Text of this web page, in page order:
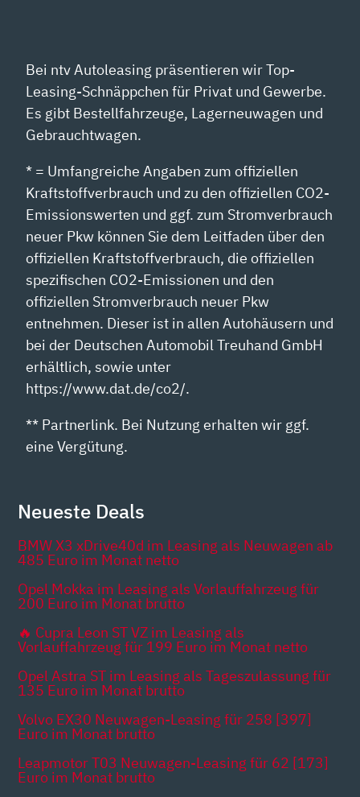
Bei ntv Autoleasing präsentieren wir Top-
Leasing-Schnäppchen für Privat und Gewerbe.
Es gibt Bestellfahrzeuge, Lagerneuwagen und
Gebrauchtwagen.
* = Umfangreiche Angaben zum offiziellen
Kraftstoffverbrauch und zu den offiziellen CO2-
Emissionswerten und ggf. zum Stromverbrauch
neuer Pkw können Sie dem Leitfaden über den
offiziellen Kraftstoffverbrauch, die offiziellen
spezifischen CO2-Emissionen und den
offiziellen Stromverbrauch neuer Pkw
entnehmen. Dieser ist in allen Autohäusern und
bei der Deutschen Automobil Treuhand GmbH
erhältlich, sowie unter
https://www.dat.de/co2/.
** Partnerlink. Bei Nutzung erhalten wir ggf.
eine Vergütung.
Neueste Deals
BMW X3 xDrive40d im Leasing als Neuwagen ab
485 Euro im Monat netto
Opel Mokka im Leasing als Vorlauffahrzeug für
200 Euro im Monat brutto
🔥 Cupra Leon ST VZ im Leasing als
Vorlauffahrzeug für 199 Euro im Monat netto
Opel Astra ST im Leasing als Tageszulassung für
135 Euro im Monat brutto
Volvo EX30 Neuwagen-Leasing für 258 [397]
Euro im Monat brutto
Leapmotor T03 Neuwagen-Leasing für 62 [173]
Euro im Monat brutto